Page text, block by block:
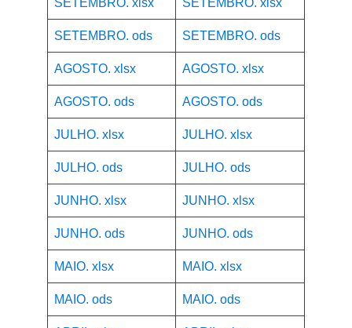
SETEMBRO. xlsx SETEMBRO. xlsx
SETEMBRO. ods SETEMBRO. ods
AGOSTO. xlsx AGOSTO. xlsx
AGOSTO. ods AGOSTO. ods
JULHO. xlsx JULHO. xlsx
JULHO. ods JULHO. ods
JUNHO. xlsx JUNHO. xlsx
JUNHO. ods JUNHO. ods
MAIO. xlsx MAIO. xlsx
MAIO. ods MAIO. ods